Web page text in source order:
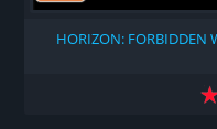
HORIZON: